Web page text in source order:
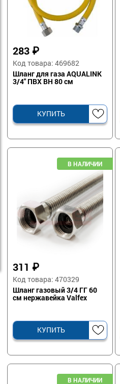
283 ₽
Код товара: 469682
Шланг для газа AQUALINK
3/4" ПВХ ВН 80 см
КУПИТЬ
311 ₽
Код товара: 470329
Шланг газовый 3/4 ГГ 60
см нержавейка Valfex
КУПИТЬ